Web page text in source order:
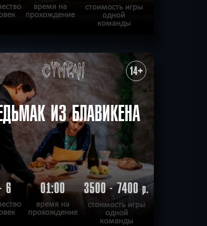
время на
прохождение
стоимость игры
одной
команды
ХОЧУ ПРОЙТИ | КВЕСТ ПРОЙДЕН 14+
ИЗ БЛАВИКЕНА
6 01:00
время на
прохождение
3500 - 7400р.
стоимость игры
одной
команды